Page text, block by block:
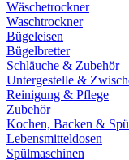
Wäschetrockner
Waschtrockner
Bügeleisen
Bügelbretter
Schläuche & Zubehör
Untergestelle &
Reinigung & Pflege
Zubehör
Kochen, Backen &
Lebensmitteldosen
Spülmaschinen